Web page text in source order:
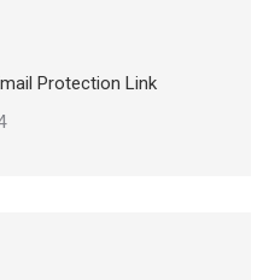
Protection Link